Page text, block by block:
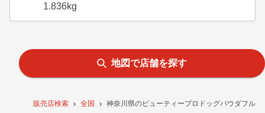
販売店検索 全国 神奈川県のビューティープロドッグパウダフル
1.836kg
地図で店舗を探す